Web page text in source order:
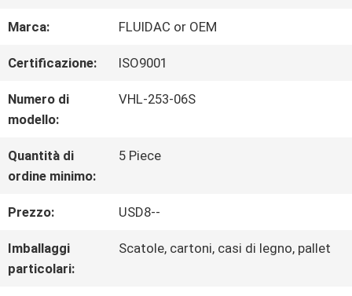
CONTATTICI
NOTIZIE
RICHIEDA
UNA
Marca: FLUIDAC or OEM
Certificazione: ISO9001
Numero di
modello:
VHL-253-06S
Quantità di
ordine minimo:
5 Piece
Prezzo: USD8--
Imballaggi
particolari:
Scatole, cartoni, casi di legno, pallet